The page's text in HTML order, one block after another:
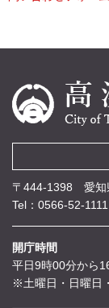
〒444-1398 愛知
Tel：0566-52-1111
開庁時間
平日9時00分から
※土曜日・日曜日